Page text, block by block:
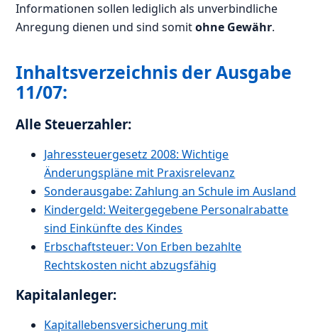
Informationen sollen lediglich als unverbindliche
Anregung dienen und sind somitohne Gewähr.
Inhaltsverzeichnis der Ausgabe
11/07:
Alle Steuerzahler:
Jahressteuergesetz 2008: Wichtige
Änderungspläne mit Praxisrelevanz
Sonderausgabe: Zahlung an Schule im Ausland
Kindergeld: Weitergegebene Personalrabatte
sind Einkünfte des Kindes
Erbschaftsteuer: Von Erben bezahlte
Rechtskosten nicht abzugsfähig
Kapitalanleger:
Kapitallebensversicherung mit